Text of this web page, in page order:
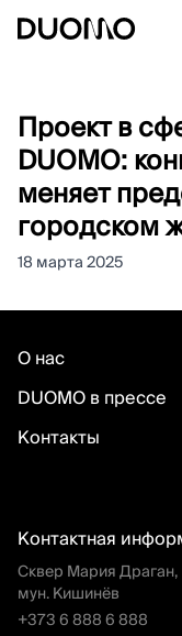
Проект в
DUOMO:
меняет
городском
18 марта 2025
О нас
DUOMO в прессе
Контакты
Контактная
Сквер Мария Драган,
мун. Кишинёв
+373 6 888 6 888